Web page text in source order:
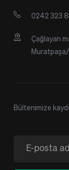
0242 323
Çağlayan
Bültenimize